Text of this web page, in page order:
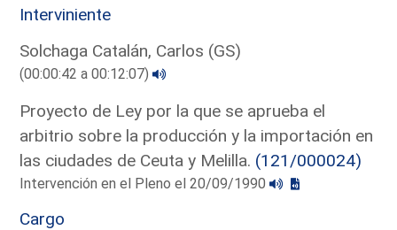
Interviniente
Solchaga Catalán, Carlos (GS)
(00:00:42 a 00:12:07)
Proyecto de Ley por la que se aprueba el
arbitrio sobre la producción y la importación en
las ciudades de Ceuta y Melilla. (121/000024)
Intervención en el Pleno el 20/09/1990
Cargo